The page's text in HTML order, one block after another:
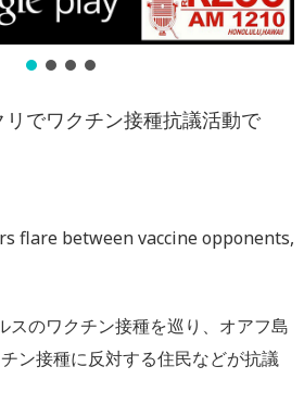
リでワクチン接種抗議活動で
flare between vaccine opponents,
スのワクチン接種を巡り、オアフ島
ン接種に反対する住民などが抗議